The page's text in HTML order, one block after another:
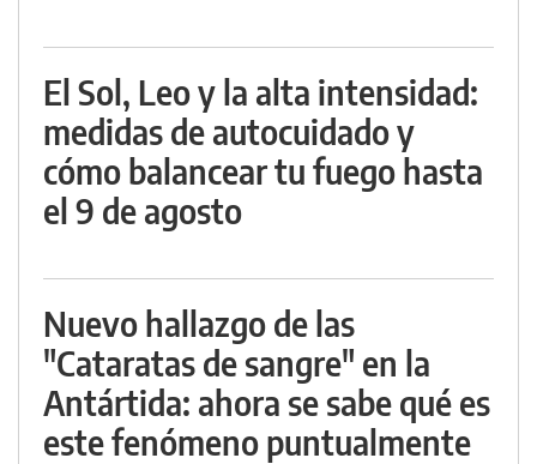
El Sol, Leo y la alta intensidad:
medidas de autocuidado y
cómo balancear tu fuego hasta
el 9 de agosto
Nuevo hallazgo de las
"Cataratas de sangre" en la
Antártida: ahora se sabe qué es
este fenómeno puntualmente